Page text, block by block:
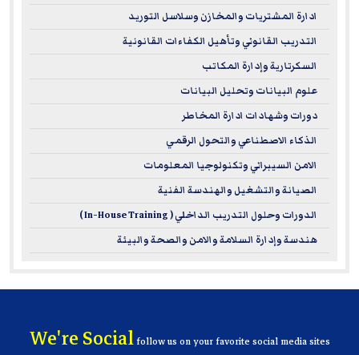
ادارة المشتريات والمخازن وسلاسل التوريد
التدريب القانوني وتأهيل الكفاءات القانونية
السكرتارية وإدارة المكاتب
علوم البيانات وتحليل البيانات
دورات وشهادات ادارة المخاطر
الذكاء الاصطناعي والتحول الرقمي
الامن السيبراني وتكنولوجيا المعلومات
الصيانة والتشغيل والهندسة الفنية
الدورات وحلول التدريب الداخلي ( In-House Training )
هندسة وإدارة السلامة والامن والصحة والبيئة
We're Socialfollow us on your favorite social media sites